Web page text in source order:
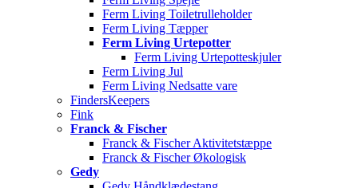
Ferm Living Toiletrulleholder
Ferm Living Tæpper
Ferm Living Urtepotter
Ferm Living Urtepotteskjuler
Ferm Living Jul
Ferm Living Nedsatte vare
FindersKeepers
Fink
Franck & Fischer
Franck & Fischer Aktivitetstæppe
Franck & Fischer Økologisk
Gedy